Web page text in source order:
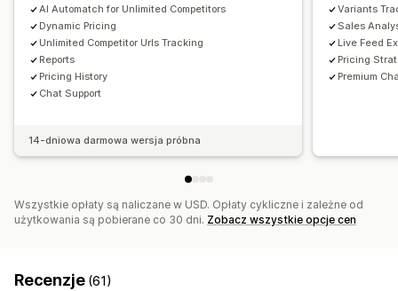
AI Automatch for Unlimited Competitors
Dynamic Pricing
Unlimited Competitor Urls Tracking
Reports
Pricing History
Chat Support
14-dniowa darmowa wersja próbna
Variants
Sales
Live Feed
Pricing
Premium
Wszystkie opłaty są naliczane w USD. Opłaty cykliczne i zależne od
użytkowania są pobierane co 30 dni. Zobacz wszystkie opcje cen
Recenzje (61)